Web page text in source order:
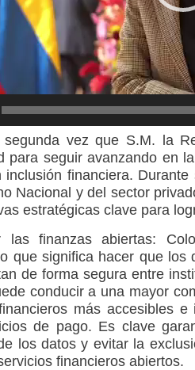
vez que S.M. la
para seguir avanzando en
inclusión financiera.
Nacional y del sector
estratégicas clave para
las finanzas abiertas:
que significa hacer que
de forma segura entre
conducir a una mayor
más accesibles
de pago. Es clave
los datos y evitar la
financieros abiertos.